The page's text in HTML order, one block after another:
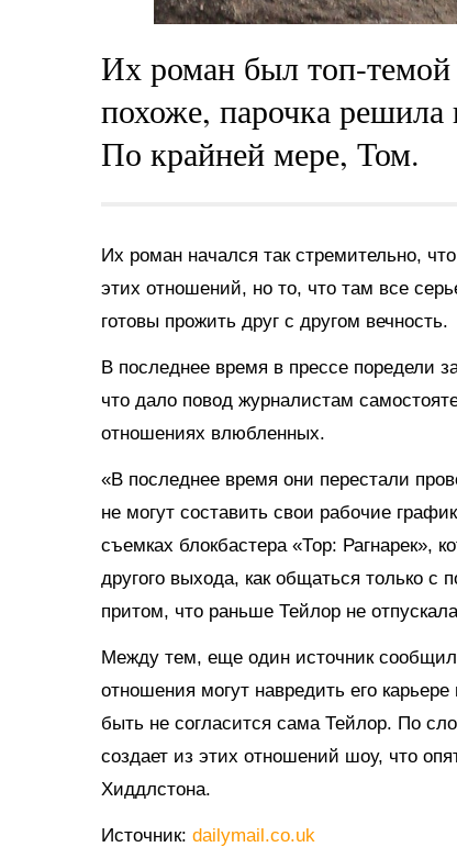
Их роман был топ-темой
похоже, парочка решила
По крайней мере, Том.
Их роман начался так стремительно,
этих отношений, но то, что там все
готовы прожить друг с другом вечность.
В последнее время в прессе поредели
что дало повод журналистам
отношениях влюбленных.
«В последнее время они перестали
не могут составить свои рабочие
съемках блокбастера «Тор: Рагнарек»,
другого выхода, как общаться только
притом, что раньше Тейлор не
Между тем, еще один источник
отношения могут навредить его
быть не согласится сама Тейлор. По
создает из этих отношений шоу, что
Хиддлстона.
Источник: dailymail.co.uk